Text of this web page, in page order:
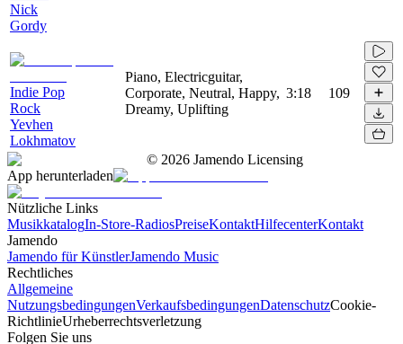
Nick
Gordy
Indie Pop
Rock
Yevhen
Lokhmatov
Piano, Electricguitar,
Corporate, Neutral, Happy,
Dreamy, Uplifting
3:18 109
© 2026 Jamendo Licensing
App herunterladen
Nützliche Links
MusikkatalogIn-Store-RadiosPreiseKontaktHilfecenterKontakt
Jamendo
Jamendo für KünstlerJamendo Music
Rechtliches
Allgemeine
NutzungsbedingungenVerkaufsbedingungenDatenschutzCookie-
RichtlinieUrheberrechtsverletzung
Folgen Sie uns